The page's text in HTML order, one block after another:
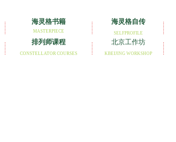
海灵格书籍
MASTERPIECE
海灵格自传
SELFPROFILE
排列师课程 北京工作坊
CONSTELLATOR COURSES KBEIJING WORKSHOP